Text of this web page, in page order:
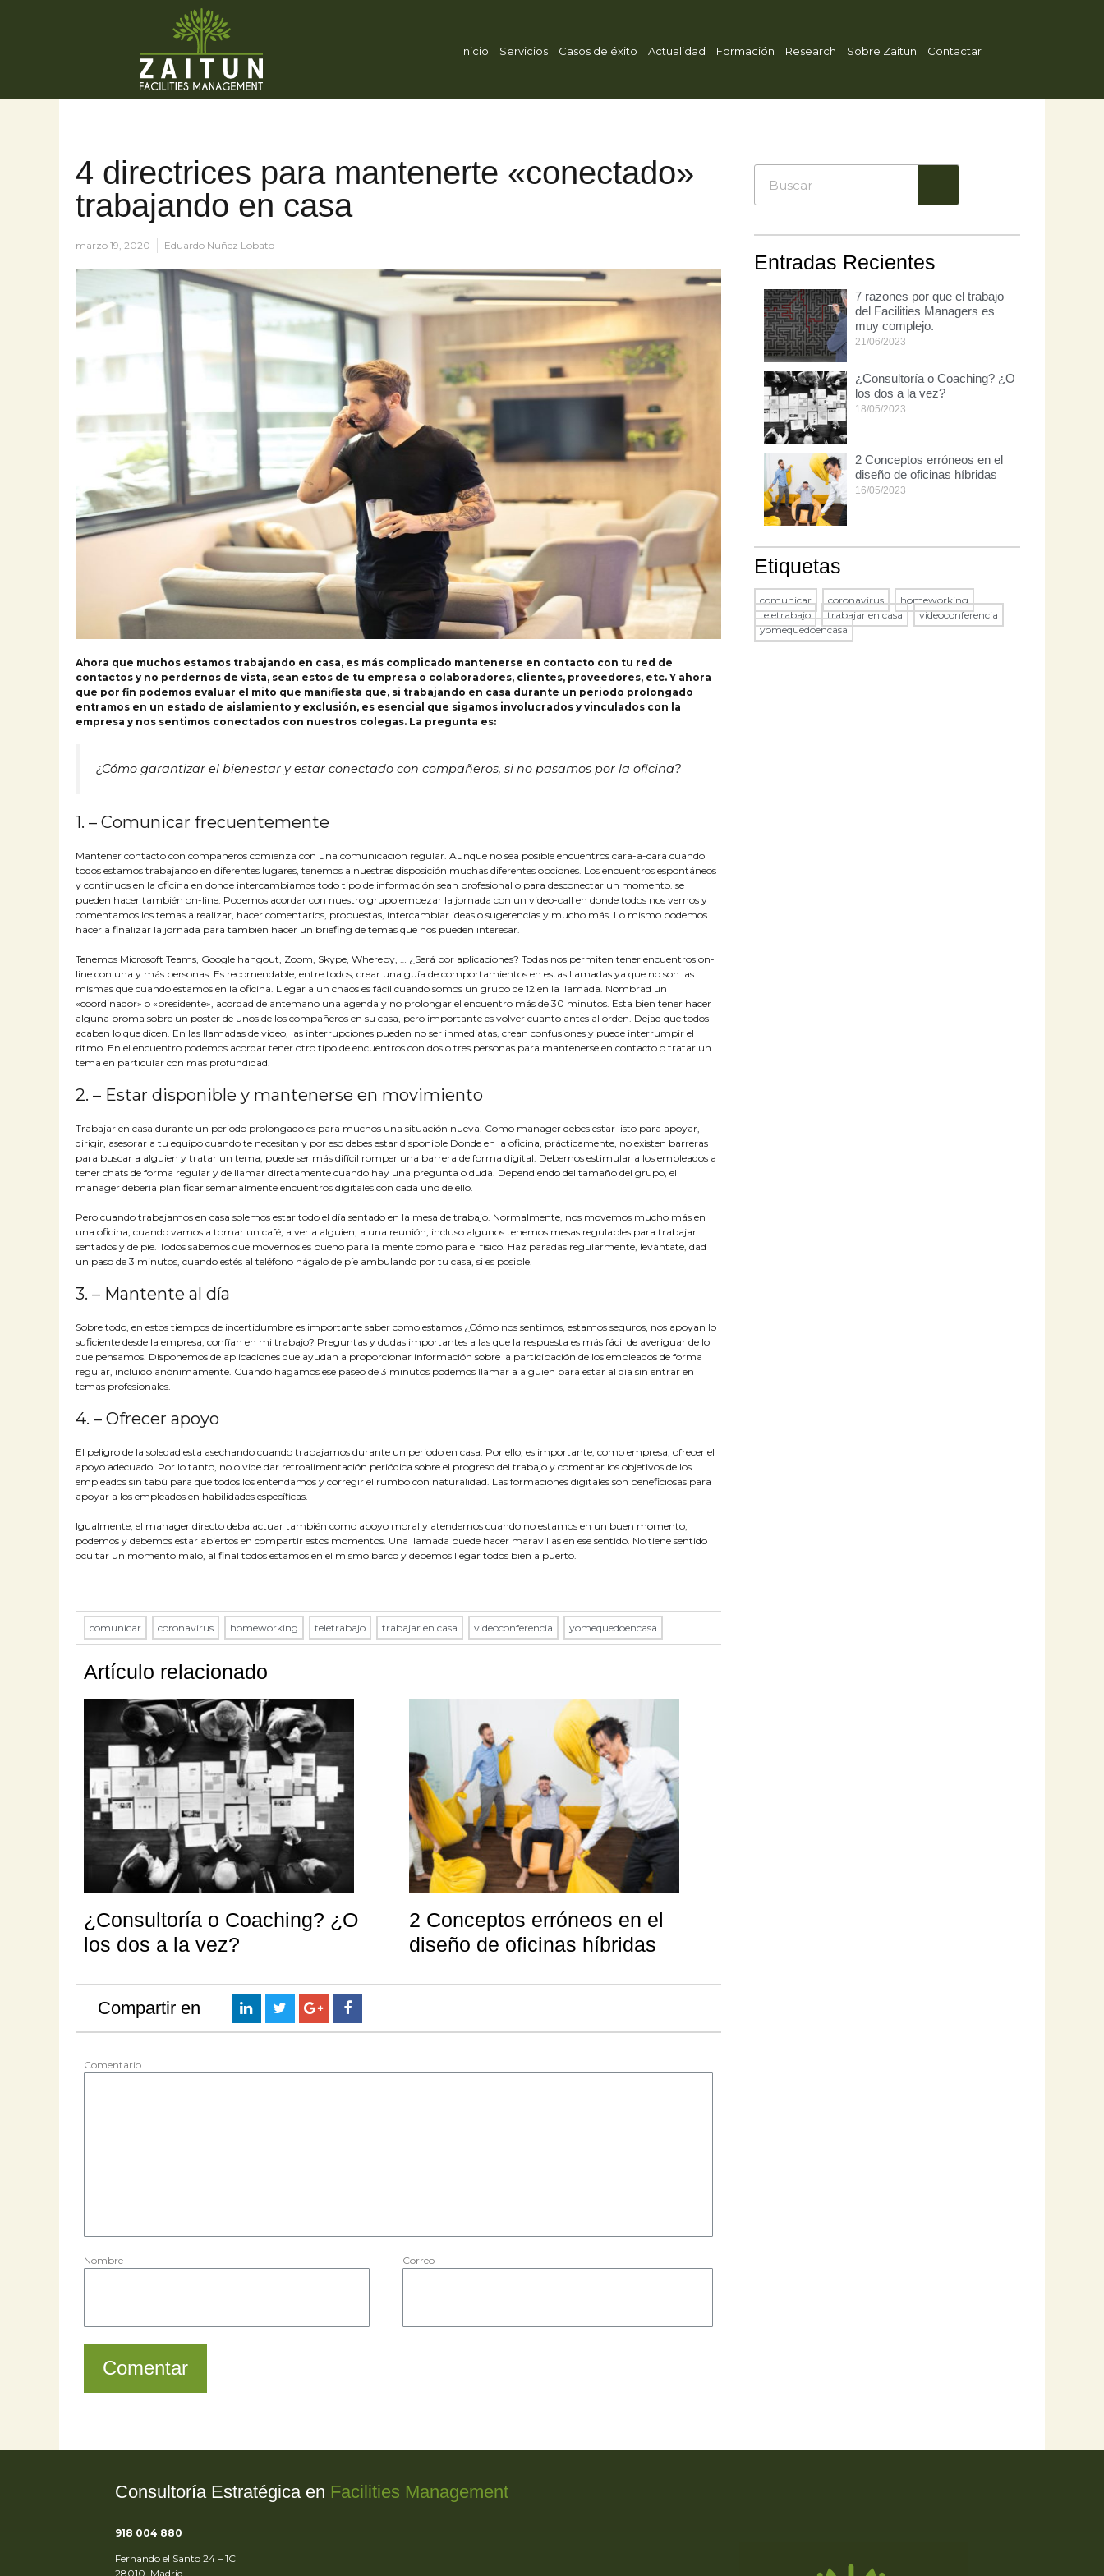
Inicio Servicios Casos de éxito Actualidad Formación Research Sobre Zaitun Contactar
4 directrices para mantenerte «conectado»
trabajando en casa
marzo 19, 2020 Eduardo Nuñez Lobato
Ahora que muchos estamos trabajando en casa, es más complicado mantenerse en contacto con tu red de
contactos y no perdernos de vista, sean estos de tu empresa o colaboradores, clientes, proveedores, etc. Y ahora
que por fin podemos evaluar el mito que manifiesta que, si trabajando en casa durante un periodo prolongado
entramos en un estado de aislamiento y exclusión, es esencial que sigamos involucrados y vinculados con la
empresa y nos sentimos conectados con nuestros colegas. La pregunta es:
¿Cómo garantizar el bienestar y estar conectado con compañeros, si no pasamos por la oficina?
1. – Comunicar frecuentemente
Mantener contacto con compañeros comienza con una comunicación regular. Aunque no sea posible encuentros cara-a-cara cuando
todos estamos trabajando en diferentes lugares, tenemos a nuestras disposición muchas diferentes opciones. Los encuentros espontáneos
y continuos en la oficina en donde intercambiamos todo tipo de información sean profesional o para desconectar un momento. se
pueden hacer también on-line. Podemos acordar con nuestro grupo empezar la jornada con un video-call en donde todos nos vemos y
comentamos los temas a realizar, hacer comentarios, propuestas, intercambiar ideas o sugerencias y mucho más. Lo mismo podemos
hacer a finalizar la jornada para también hacer un briefing de temas que nos pueden interesar.
Tenemos Microsoft Teams, Google hangout, Zoom, Skype, Whereby, … ¿Será por aplicaciones? Todas nos permiten tener encuentros on-
line con una y más personas. Es recomendable, entre todos, crear una guía de comportamientos en estas llamadas ya que no son las
mismas que cuando estamos en la oficina. Llegar a un chaos es fácil cuando somos un grupo de 12 en la llamada. Nombrad un
«coordinador» o «presidente», acordad de antemano una agenda y no prolongar el encuentro más de 30 minutos. Esta bien tener hacer
alguna broma sobre un poster de unos de los compañeros en su casa, pero importante es volver cuanto antes al orden. Dejad que todos
acaben lo que dicen. En las llamadas de video, las interrupciones pueden no ser inmediatas, crean confusiones y puede interrumpir el
ritmo. En el encuentro podemos acordar tener otro tipo de encuentros con dos o tres personas para mantenerse en contacto o tratar un
tema en particular con más profundidad.
2. – Estar disponible y mantenerse en movimiento
Trabajar en casa durante un periodo prolongado es para muchos una situación nueva. Como manager debes estar listo para apoyar,
dirigir, asesorar a tu equipo cuando te necesitan y por eso debes estar disponible Donde en la oficina, prácticamente, no existen barreras
para buscar a alguien y tratar un tema, puede ser más difícil romper una barrera de forma digital. Debemos estimular a los empleados a
tener chats de forma regular y de llamar directamente cuando hay una pregunta o duda. Dependiendo del tamaño del grupo, el
manager debería planificar semanalmente encuentros digitales con cada uno de ello.
Pero cuando trabajamos en casa solemos estar todo el día sentado en la mesa de trabajo. Normalmente, nos movemos mucho más en
una oficina, cuando vamos a tomar un café, a ver a alguien, a una reunión, incluso algunos tenemos mesas regulables para trabajar
sentados y de píe. Todos sabemos que movernos es bueno para la mente como para el físico. Haz paradas regularmente, levántate, dad
un paso de 3 minutos, cuando estés al teléfono hágalo de píe ambulando por tu casa, si es posible.
3. – Mantente al día
Sobre todo, en estos tiempos de incertidumbre es importante saber como estamos ¿Cómo nos sentimos, estamos seguros, nos apoyan lo
suficiente desde la empresa, confían en mi trabajo? Preguntas y dudas importantes a las que la respuesta es más fácil de averiguar de lo
que pensamos. Disponemos de aplicaciones que ayudan a proporcionar información sobre la participación de los empleados de forma
regular, incluido anónimamente. Cuando hagamos ese paseo de 3 minutos podemos llamar a alguien para estar al día sin entrar en
temas profesionales.
4. – Ofrecer apoyo
El peligro de la soledad esta asechando cuando trabajamos durante un periodo en casa. Por ello, es importante, como empresa, ofrecer el
apoyo adecuado. Por lo tanto, no olvide dar retroalimentación periódica sobre el progreso del trabajo y comentar los objetivos de los
empleados sin tabú para que todos los entendamos y corregir el rumbo con naturalidad. Las formaciones digitales son beneficiosas para
apoyar a los empleados en habilidades específicas.
Igualmente, el manager directo deba actuar también como apoyo moral y atendernos cuando no estamos en un buen momento,
podemos y debemos estar abiertos en compartir estos momentos. Una llamada puede hacer maravillas en ese sentido. No tiene sentido
ocultar un momento malo, al final todos estamos en el mismo barco y debemos llegar todos bien a puerto.
comunicar coronavirus homeworking teletrabajo trabajar en casa videoconferencia yomequedoencasa
Artículo relacionado
¿Consultoría o Coaching? ¿O
los dos a la vez?
2 Conceptos erróneos en el
diseño de oficinas híbridas
Compartir en
Comentario
Nombre Correo
Comentar
Entradas Recientes
7 razones por que el trabajo
del Facilities Managers es
muy complejo.
21/06/2023
¿Consultoría o Coaching? ¿O
los dos a la vez?
18/05/2023
2 Conceptos erróneos en el
diseño de oficinas híbridas
16/05/2023
Etiquetas
comunicar coronavirus homeworking
teletrabajo , trabajar en casa , videoconferencia
yomequedoencasa
Consultoría Estratégica en Facilities Management
918 004 880
Fernando el Santo 24 – 1C
28010, Madrid.